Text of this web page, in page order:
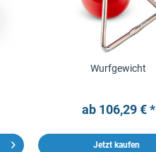
Wurfgewicht
ab 106,29 € *
Jetzt kaufen